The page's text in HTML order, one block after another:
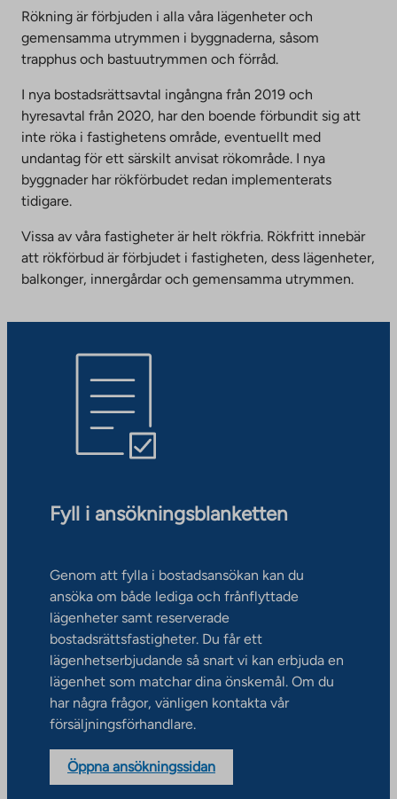
Rökning är förbjuden i alla våra lägenheter och
gemensamma utrymmen i byggnaderna, såsom
trapphus och bastuutrymmen och förråd.
I nya bostadsrättsavtal ingångna från 2019 och
hyresavtal från 2020, har den boende förbundit sig att
inte röka i fastighetens område, eventuellt med
undantag för ett särskilt anvisat rökområde. I nya
byggnader har rökförbudet redan implementerats
tidigare.
Vissa av våra fastigheter är helt rökfria. Rökfritt innebär
att rökförbud är förbjudet i fastigheten, dess lägenheter,
balkonger, innergårdar och gemensamma utrymmen.
Fyll i ansökningsblanketten
Genom att fylla i bostadsansökan kan du
ansöka om både lediga och frånflyttade
lägenheter samt reserverade
bostadsrättsfastigheter. Du får ett
lägenhetserbjudande så snart vi kan erbjuda en
lägenhet som matchar dina önskemål. Om du
har några frågor, vänligen kontakta vår
försäljningsförhandlare.
Öppna ansökningssidan